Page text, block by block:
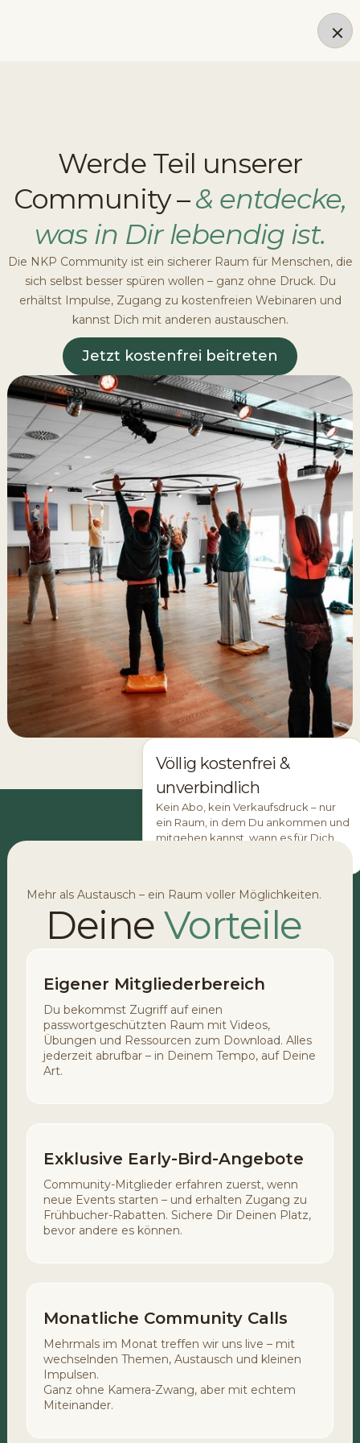
Werde Teil unserer
Community –& entdecke,
was in Dir lebendig ist.
Die NKP Community ist ein sicherer Raum für Menschen, die
sich selbst besser spüren wollen – ganz ohne Druck. Du
erhältst Impulse, Zugang zu kostenfreien Webinaren und
kannst Dich mit anderen austauschen.
Jetzt kostenfrei beitreten
1.98*
Take a breath. Start with a free class
peace.
Völlig kostenfrei &
unverbindlich
Kein Abo, kein Verkaufsdruck – nur
ein Raum, in dem Du ankommen und
mitgehen kannst, wann es für Dich
Mehr als Austausch – ein Raum voller Möglichkeiten.
DeineVorteile
Eigener Mitgliederbereich
Du bekommst Zugriff auf einen
passwortgeschützten Raum mit Videos,
Übungen und Ressourcen zum Download. Alles
jederzeit abrufbar – in Deinem Tempo, auf Deine
Art.
Exklusive Early-Bird-Angebote
Community-Mitglieder erfahren zuerst, wenn
neue Events starten – und erhalten Zugang zu
Frühbucher-Rabatten. Sichere Dir Deinen Platz,
bevor andere es können.
Monatliche Community Calls
Mehrmals im Monat treffen wir uns live – mit
wechselnden Themen, Austausch und kleinen
Impulsen.
Ganz ohne Kamera-Zwang, aber mit echtem
Miteinander.